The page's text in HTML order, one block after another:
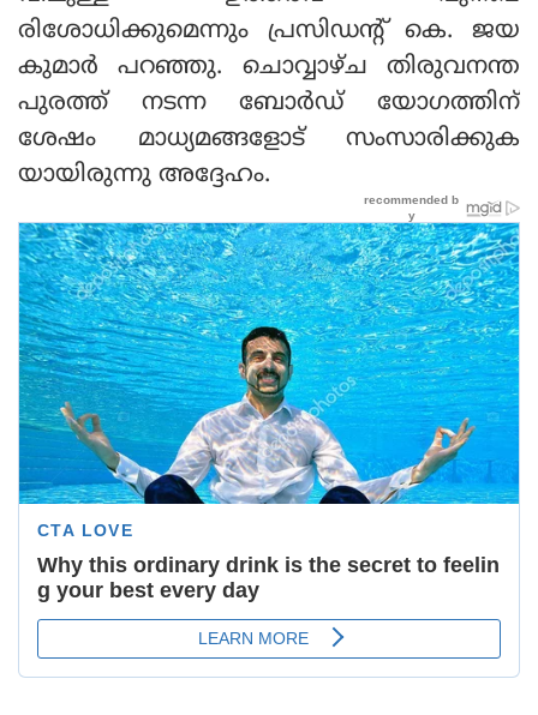
രിശോധിക്കുമെന്നും പ്രസിഡന്റ് കെ. ജയ
കുമാര്‍ പറഞ്ഞു. ചൊവ്വാഴ്ച തിരുവനന്ത
പുരത്ത് നടന്ന ബോര്‍ഡ് യോഗത്തിന്
ശേഷം മാധ്യമങ്ങളോട് സംസാരിക്കുക
യായിരുന്നു അദ്ദേഹം.